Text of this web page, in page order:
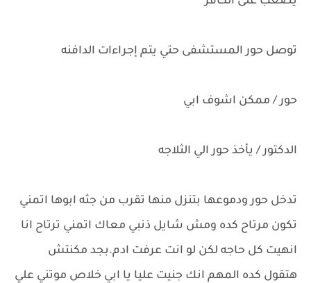
توصل حور المستشفى حتي يتم إجراءات الدافنه
حور / ممكن اشوف ابي
الدكتور / يأخذ حور الي الثلاجه
تدخل حور ودموعها بتنزل منها تقرب من جثه ابوها اتمني
تكون مرتاح كده ومش شايل ذنبي معاك اتمني ترتاح انا
انهيت كل حاجه لكن لو انت عرفت ادم.بجد مكنتش
هتقول كده المهم انك جنيت عليا يا ابي خلاص موتني علي